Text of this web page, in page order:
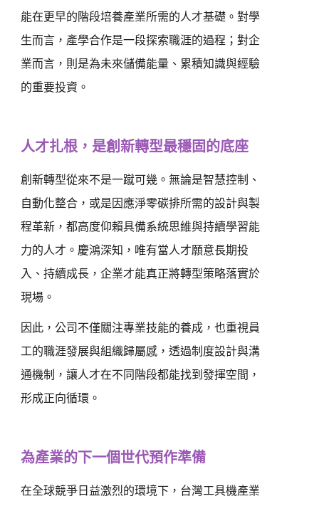
能在更早的階段培養產業所需的人才基礎。對學
生而言，產學合作是一段探索職涯的過程；對企
業而言，則是為未來儲備能量、累積知識與經驗
的重要投資。
人才扎根，是創新轉型最穩固的底座
創新轉型從來不是一蹴可幾。無論是智慧控制、
自動化整合，或是因應淨零碳排所需的設計與製
程革新，都高度仰賴具備系統思維與持續學習能
力的人才。慶鴻深知，唯有當人才願意長期投
入、持續成長，企業才能真正將轉型策略落實於
現場。
因此，公司不僅關注專業技能的養成，也重視員
工的職涯發展與組織歸屬感，透過制度設計與溝
通機制，讓人才在不同階段都能找到發揮空間，
形成正向循環。
為產業的下一個世代預作準備
在全球競爭日益激烈的環境下，台灣工具機產業